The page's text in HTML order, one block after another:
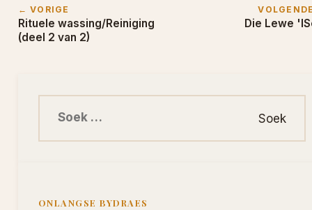
← VORIGE
Rituele wassing/Reiniging
(deel 2 van 2)
Die Lewe
ONLANGSE BYDRAES